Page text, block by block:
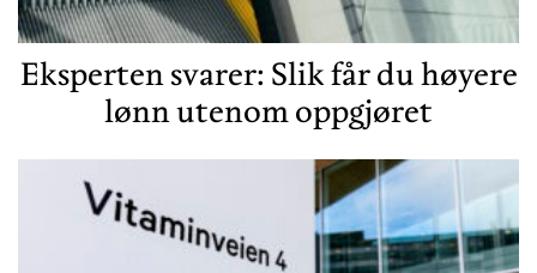
Eksperten svarer: Slik får du høyere
lønn utenom oppgjøret